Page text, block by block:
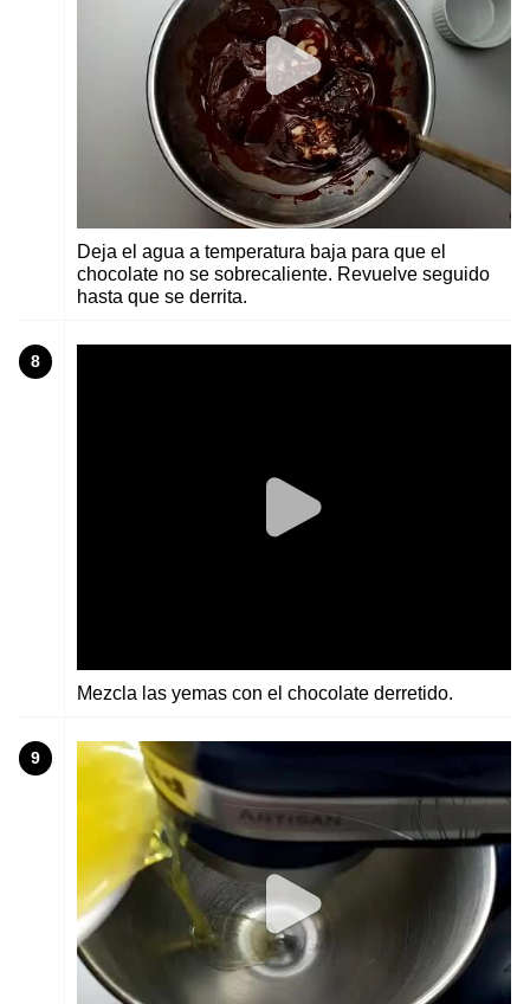
Deja el agua a temperatura baja para que el
chocolate no se sobrecaliente. Revuelve seguido
hasta que se derrita.
8
Mezcla las yemas con el chocolate derretido.
9